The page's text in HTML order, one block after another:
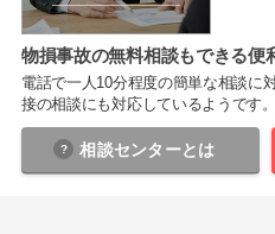
物損事故の無料相談もできる便
電話で一人10分程度の簡単な相談に
接の相談にも対応しているようです。
相談センターとは